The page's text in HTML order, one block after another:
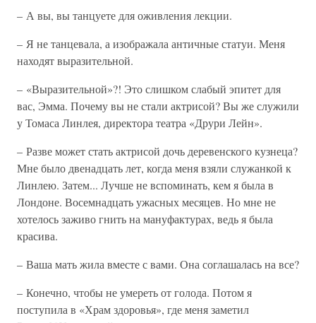
– А вы, вы танцуете для оживления лекции.
– Я не танцевала, а изображала античные статуи. Меня
находят выразительной.
– «Выразительной»?! Это слишком слабый эпитет для
вас, Эмма. Почему вы не стали актрисой? Вы же служили
у Томаса Линлея, директора театра «Друри Лейн».
– Разве может стать актрисой дочь деревенского кузнеца?
Мне было двенадцать лет, когда меня взяли служанкой к
Линлею. Затем... Лучше не вспоминать, кем я была в
Лондоне. Восемнадцать ужасных месяцев. Но мне не
хотелось заживо гнить на мануфактурах, ведь я была
красива.
– Ваша мать жила вместе с вами. Она соглашалась на все?
– Конечно, чтобы не умереть от голода. Потом я
поступила в «Храм здоровья», где меня заметил